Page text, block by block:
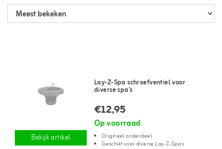
Bekijk artikel
Lay-Z-Spa schroefventiel voor
diverse spa's
€12,95
Op voorraad
Origineel onderdeel
Geschikt voor diverse Lay-Z-Spa's